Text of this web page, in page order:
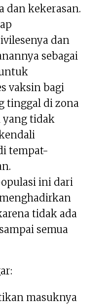
dan kekerasan.
dan
sebagai
vaksin bagi
tinggal di zona
yang tidak
tempat-
ini dari
tidak ada
semua
masuknya